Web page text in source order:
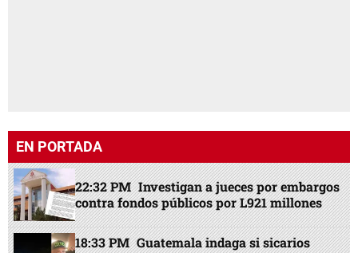
EN PORTADA
22:32 PM Investigan a jueces por embargos
contra fondos públicos por L921 millones
18:33 PM Guatemala indaga si sicarios